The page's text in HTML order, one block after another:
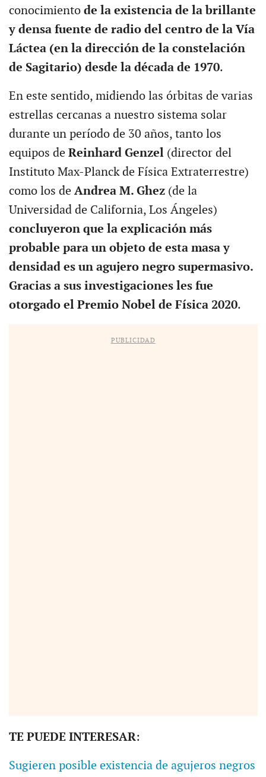
conocimientode la existencia de la brillante
y densa fuente de radio del centro de la Vía
Láctea (en la dirección de la constelación
de Sagitario) desde la década de 1970.
En este sentido, midiendo las órbitas de varias
estrellas cercanas a nuestro sistema solar
durante un período de 30 años, tanto los
equipos de Reinhard Genzel(director del
Instituto Max-Planck de Física Extraterrestre)
como los de Andrea M. Ghez(de la
Universidad de California, Los Ángeles)
concluyeron que la explicación más
probable para un objeto de esta masa y
densidad es un agujero negro supermasivo.
Gracias a sus investigaciones les fue
otorgado el Premio Nobel de Física 2020.
PUBLICIDAD
TE PUEDE INTERESAR:
Sugieren posible existencia de agujeros negros